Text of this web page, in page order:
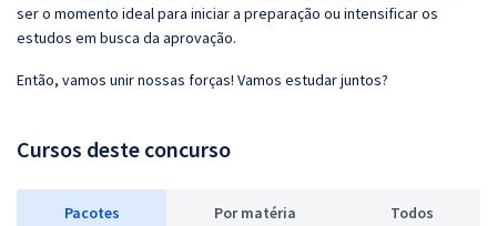
ser o momento ideal para iniciar a preparação ou intensificar os
estudos em busca da aprovação.
Então, vamos unir nossas forças! Vamos estudar juntos?
Cursos deste concurso
Pacotes Por matéria Todos